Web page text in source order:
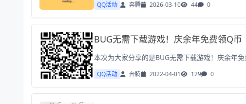
QQ活动 奔腾 2026-03-10 44 0
BUG无需下载游戏！庆余年免费领Q币
QQ活动 奔腾 2022-04-01 129 0